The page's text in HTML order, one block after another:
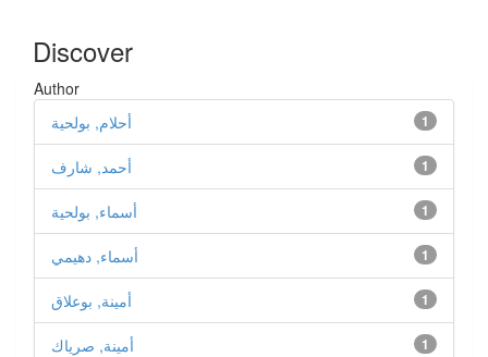
Discover
Author
1 أحلام, بولحية
1 أحمد, شارف
1 أسماء, بولحية
1 أسماء, دهيمي
1 أمينة, بوعلاق
1 أمينة, صرياك